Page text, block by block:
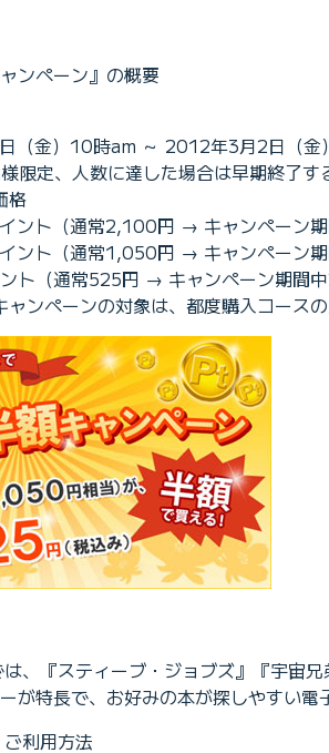
ンペーン』の概要
（金）10時am ～ 2012年3月2日（金
限定、人数に達した場合は早期終了す
格
ント（通常2,100円 → キャンペーン
ント（通常1,050円 → キャンペーン
ト（通常525円 → キャンペーン期間
ャンペーンの対象は、都度購入コース
、『スティーブ・ジョブズ』『宇宙
が特長で、お好みの本が探しやすい電
利用方法